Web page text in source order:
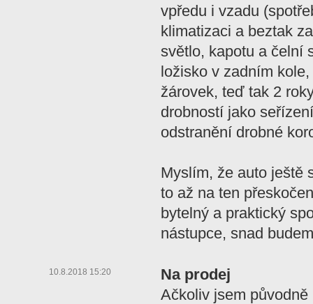
vpředu i vzadu
klimatizaci a beztak
světlo, kapotu a čelní
ložisko v zadním
žárovek, teď tak 2
drobností jako
odstranění drobné
Myslím, že auto ještě
to až na ten
bytelný a praktický
nástupce, snad
10.8.2018 15:20
Na prodej
Ačkoliv jsem